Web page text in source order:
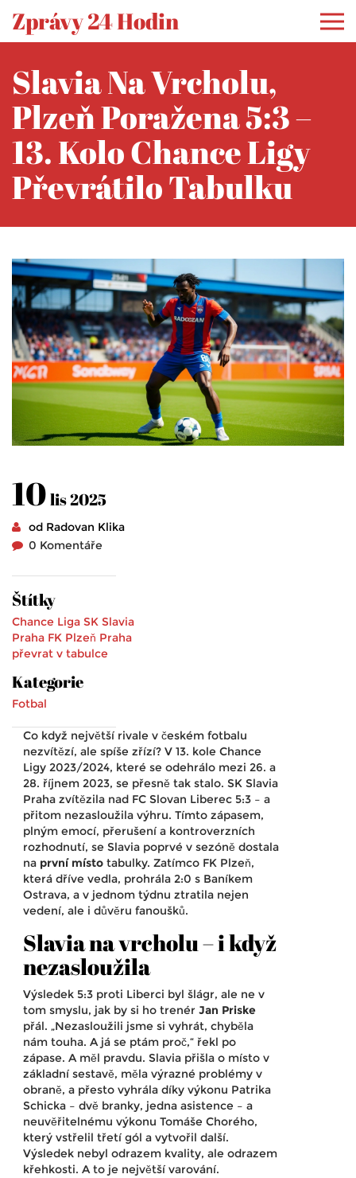
Zprávy 24 Hodin
Slavia Na Vrcholu,
Plzeň Poražena 5:3 –
13. Kolo Chance Ligy
Převrátilo Tabulku
10lis 2025
od Radovan Klika
0 Komentáře
Štítky
Chance Liga SK Slavia
Praha FK Plzeň Praha
převrat v tabulce
Kategorie
Fotbal
Co když největší rivale v českém fotbalu
nezvítězí, ale spíše zřízí? V 13. kole Chance
Ligy 2023/2024, které se odehrálo mezi 26. a
28. říjnem 2023, se přesně tak stalo. SK Slavia
Praha zvítězila nad FC Slovan Liberec 5:3 – a
přitom nezasloužila výhru. Tímto zápasem,
plným emocí, přerušení a kontroverzních
rozhodnutí, se Slavia poprvé v sezóně dostala
na první místo tabulky. Zatímco FK Plzeň,
která dříve vedla, prohrála 2:0 s Baníkem
Ostrava, a v jednom týdnu ztratila nejen
vedení, ale i důvěru fanoušků.
Slavia na vrcholu – i když
nezasloužila
Výsledek 5:3 proti Liberci byl šlágr, ale ne v
tom smyslu, jak by si ho trenér Jan Priske
přál. „Nezasloužili jsme si vyhrát, chyběla
nám touha. A já se ptám proč,“ řekl po
zápase. A měl pravdu. Slavia přišla o místo v
základní sestavě, měla výrazné problémy v
obraně, a přesto vyhrála díky výkonu Patrika
Schicka – dvě branky, jedna asistence – a
neuvěřitelnému výkonu Tomáše Chorého,
který vstřelil třetí gól a vytvořil další.
Výsledek nebyl odrazem kvality, ale odrazem
křehkosti. A to je největší varování.